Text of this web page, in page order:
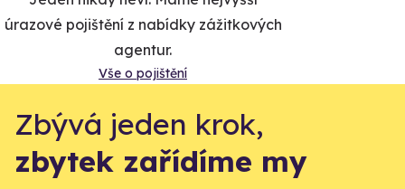
úrazové pojištění z nabídky zážitkových
agentur.
Vše o pojištění
Zbývá jeden krok,
zbytek zařídíme my